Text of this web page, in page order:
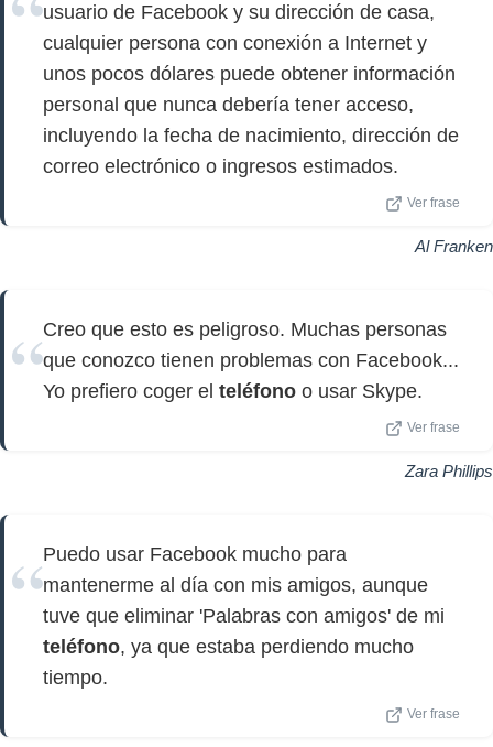
usuario de Facebook y su dirección de casa,
cualquier persona con conexión a Internet y
unos pocos dólares puede obtener información
personal que nunca debería tener acceso,
incluyendo la fecha de nacimiento, dirección de
correo electrónico o ingresos estimados.
Ver frase
Al Franken
Creo que esto es peligroso. Muchas personas
que conozco tienen problemas con Facebook...
Yo prefiero coger el teléfono o usar Skype.
Ver frase
Zara Phillips
Puedo usar Facebook mucho para
mantenerme al día con mis amigos, aunque
tuve que eliminar 'Palabras con amigos' de mi
teléfono, ya que estaba perdiendo mucho
tiempo.
Ver frase